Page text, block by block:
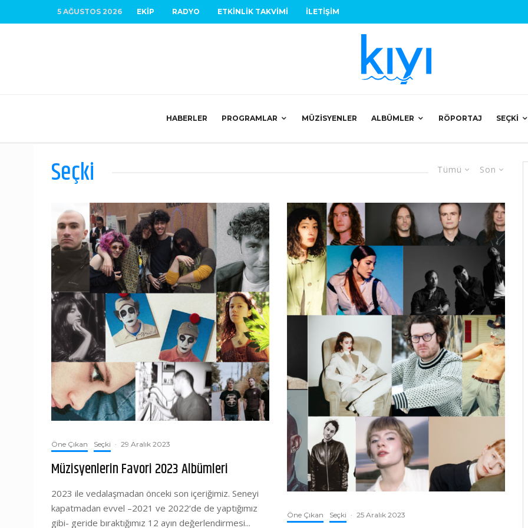
5 AĞUSTOS 2026 EKIP RADYO ETKINLIK TAKVIMI İLETIŞIM
HABERLER PROGRAMLAR MÜZISYENLER ALBÜMLER RÖPORTAJ SEÇKI
Tümü Son
Seçki
Öne Çıkan Seçki · 29 Aralık 2023
Müzisyenlerin Favori 2023 Albümleri
2023 ile vedalaşmadan önceki son içeriğimiz. Seneyi
kapatmadan evvel –2021 ve 2022‘de de yaptığımız
gibi- geride bıraktığımız 12 ayın değerlendirmesi...
Öne Çıkan Seçki · 25 Aralık 2023